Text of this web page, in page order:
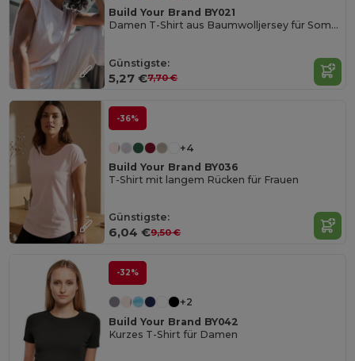
Build Your Brand BY021
Damen T-Shirt aus Baumwolljersey für Sommer
Günstigste:
5,27 €7,70 €
-36%
+4
Build Your Brand BY036
T-Shirt mit langem Rücken für Frauen
Günstigste:
6,04 €9,50 €
-32%
+2
Build Your Brand BY042
Kurzes T-Shirt für Damen